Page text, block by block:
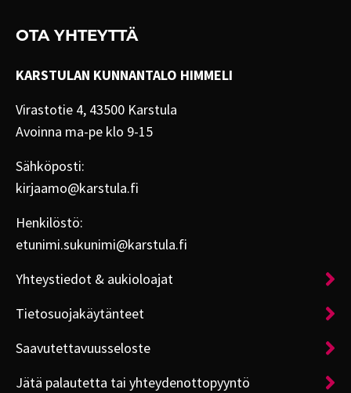
OTA YHTEYTTÄ
KARSTULAN KUNNANTALO HIMMELI
Virastotie 4, 43500 Karstula
Avoinna ma-pe klo 9-15
Sähköposti:
kirjaamo@karstula.fi
Henkilöstö:
etunimi.sukunimi@karstula.fi
Yhteystiedot & aukioloajat
Tietosuojakäytänteet
Saavutettavuusseloste
Jätä palautetta tai yhteydenottopyyntö